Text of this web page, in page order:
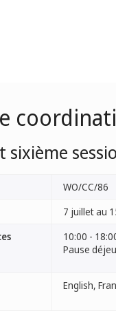
sixième
WO/CC/86
7 juillet au
10:00 -
Pause